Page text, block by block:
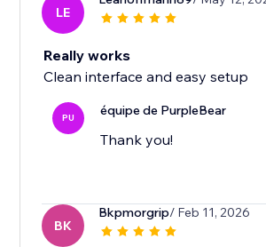
LE
Really works
Clean interface and easy setup
PU équipe de PurpleBear
Thank you!
BK
Bkpmorgrip/ Feb 11, 2026